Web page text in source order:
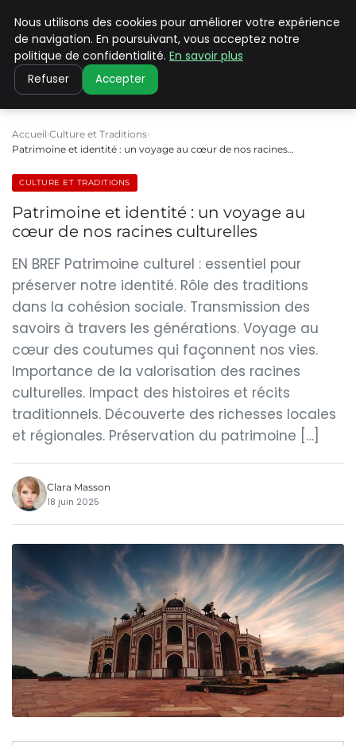
PILAT PATRIMOINES
Accueil Culture et Traditions
Patrimoine et identité : un voyage au cœur de nos racines…
CULTURE ET TRADITIONS
Patrimoine et identité : un voyage au
cœur de nos racines culturelles
EN BREF Patrimoine culturel : essentiel pour
préserver notre identité. Rôle des traditions
dans la cohésion sociale. Transmission des
savoirs à travers les générations. Voyage au
cœur des coutumes qui façonnent nos vies.
Importance de la valorisation des racines
culturelles. Impact des histoires et récits
traditionnels. Découverte des richesses locales
et régionales. Préservation du patrimoine […]
Clara Masson
18 juin 2025
Nous utilisons des cookies pour améliorer votre expérience
de navigation. En poursuivant, vous acceptez notre
politique de confidentialité. En savoir plus
Refuser Accepter